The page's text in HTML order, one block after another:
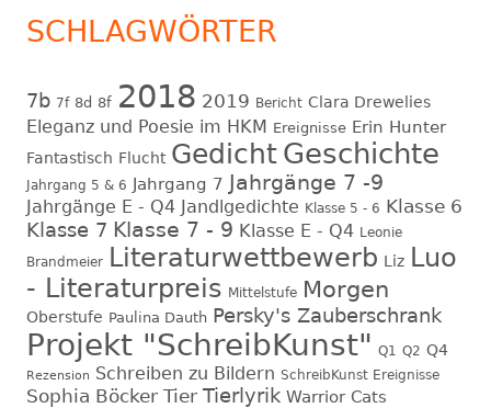
SCHLAGWÖRTER
7b 7f 8d 8f 2018 2019 Bericht Clara Drewelies
Eleganz und Poesie im HKM Ereignisse Erin Hunter
Fantastisch Flucht Gedicht Geschichte
Jahrgang 5 & 6 Jahrgang 7 Jahrgänge 7 -9
Jahrgänge E - Q4 Jandlgedichte Klasse 5 - 6 Klasse 6
Klasse 7 Klasse 7 - 9 Klasse E - Q4 Leonie
Brandmeier Literaturwettbewerb Liz Luo
- Literaturpreis Mittelstufe Morgen
Oberstufe Paulina Dauth Persky's Zauberschrank
Projekt "SchreibKunst" Q1 Q2 Q4
Rezension Schreiben zu Bildern SchreibKunst Ereignisse
Sophia Böcker Tier Tierlyrik Warrior Cats